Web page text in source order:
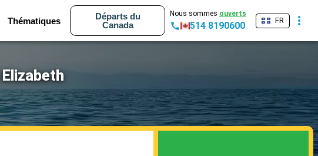
Thématiques
Départs du
Canada
Nous sommes ouverts
514 8190600 FR